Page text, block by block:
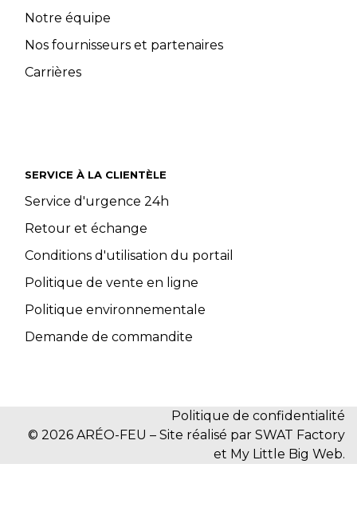
Notre équipe
Nos fournisseurs et partenaires
Carrières
SERVICE À LA CLIENTÈLE
Service d'urgence 24h
Retour et échange
Conditions d'utilisation du portail
Politique de vente en ligne
Politique environnementale
Demande de commandite
Politique de confidentialité
© 2026 ARÉO-FEU – Site réalisé par SWAT Factory
et My Little Big Web.